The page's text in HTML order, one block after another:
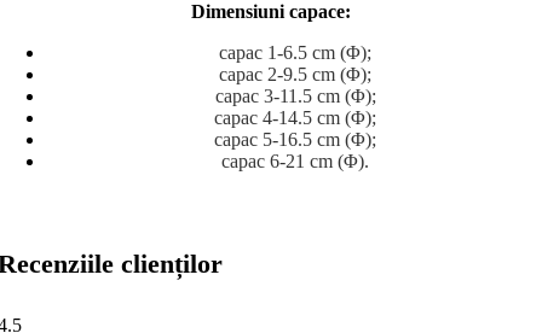
Dimensiuni capace:
capac 1-6.5 cm (Φ);
capac 2-9.5 cm (Φ);
capac 3-11.5 cm (Φ);
capac 4-14.5 cm (Φ);
capac 5-16.5 cm (Φ);
capac 6-21 cm (Φ).
clienților